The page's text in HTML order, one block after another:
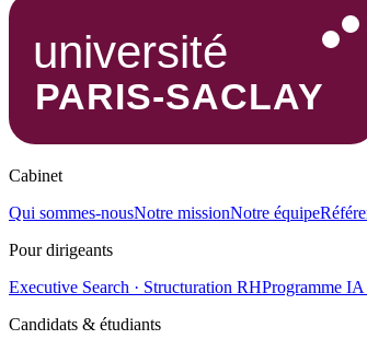
Cabinet
Qui sommes-nousNotre missionNotre équipe
Pour dirigeants
Executive Search · Structuration RHProgramme
Candidats & étudiants